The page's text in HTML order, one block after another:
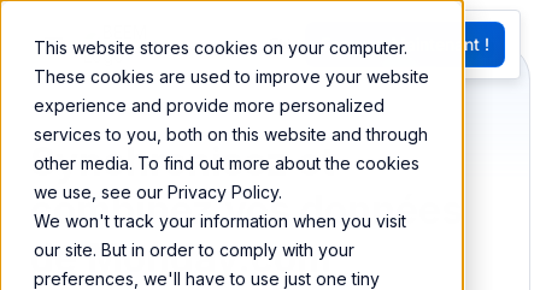
This website stores cookies on your computer.
These cookies are used to improve your website
experience and provide more personalized
services to you, both on this website and through
other media. To find out more about the cookies
we use, see our Privacy Policy.
We won't track your information when you visit
our site. But in order to comply with your
preferences, we'll have to use just one tiny
EN
G
Essayez Maintenant !
Synchronisez et
combinez vos données
de Monday.com